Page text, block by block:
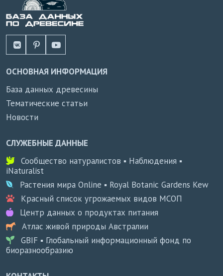
ОСНОВНАЯ ИНФОРМАЦИЯ
База данных древесины
Тематические статьи
Новости
СЛУЖЕБНЫЕ ДАННЫЕ
Сообщество натуралистов ▪ Наблюдения ▪
iNaturalist
Растения мира Online ▪ Royal Botanic Gardens Kew
Красный список угрожаемых видов МСОП
Центр данных о продуктах питания
Атлас живой природы Австралии
GBIF ▪ Глобальный информационный фонд по
биоразнообразию